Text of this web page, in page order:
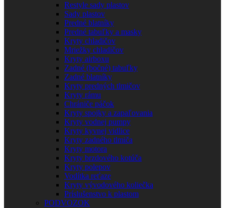
Restyle sady plastov
Sady plastov
Predné blatníky
Predné tabuľky a masky
Kryty chladičov
Mriežky chladičov
Kryty airboxu
Zadné (bočné) tabuľky
Zadné blatníky
Kryty predných tlmičov
Kryty rámu
Chrániče páčok
Kryty spojky a zapaľovania
Kryty vodnej pumpy
Kryty kyvnej vidlice
Kryty zadného tlmiča
Kryty motora
Kryty brzdového kotúča
Kryty polepov
Vodítka reťaze
Kryty vývodového koliečka
Príslušenstvo k plastom
PODVOZOK